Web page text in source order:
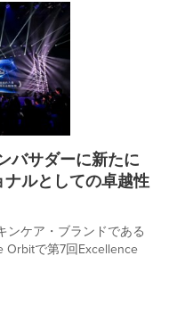
バサダーに新たに
ルとしての卓越性
ンケア・ブランドである
Orbitで第7回Excellence